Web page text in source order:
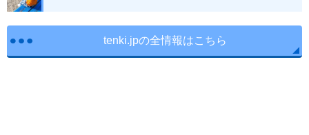
tenki.jpの全情報はこちら